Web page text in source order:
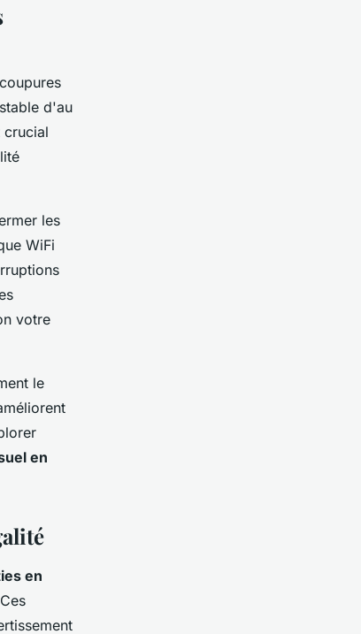
d'au
crucial
les
WiFi
votre
le
en
en